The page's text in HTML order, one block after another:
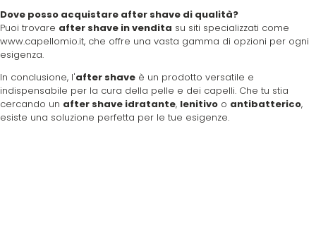
Dove posso acquistare after shave di qualità?
Puoi trovare after shave in vendita su siti specializzati come
www.capellomio.it, che offre una vasta gamma di opzioni per ogni
esigenza.
In conclusione, l'after shave è un prodotto versatile e
indispensabile per la cura della pelle e dei capelli. Che tu stia
cercando un after shave idratante, lenitivo o antibatterico,
esiste una soluzione perfetta per le tue esigenze.